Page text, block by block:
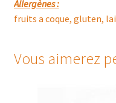
Allergènes :
fruits a coque, gluten,
Vous aimerez